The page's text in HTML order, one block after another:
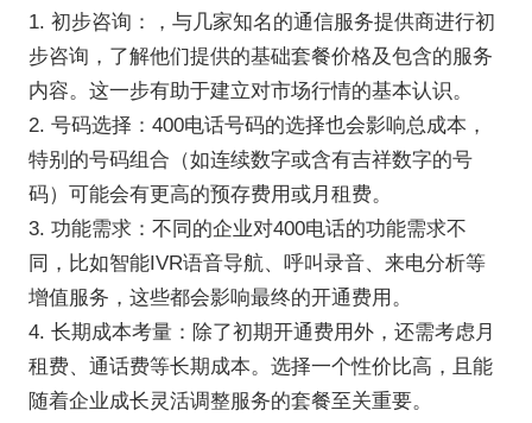
1. 初步咨询：，与几家知名的通信服务提供商进行初
步咨询，了解他们提供的基础套餐价格及包含的服务
内容。这一步有助于建立对市场行情的基本认识。
2. 号码选择：400电话号码的选择也会影响总成本，
特别的号码组合（如连续数字或含有吉祥数字的号
码）可能会有更高的预存费用或月租费。
3. 功能需求：不同的企业对400电话的功能需求不
同，比如智能IVR语音导航、呼叫录音、来电分析等
增值服务，这些都会影响最终的开通费用。
4. 长期成本考量：除了初期开通费用外，还需考虑月
租费、通话费等长期成本。选择一个性价比高，且能
随着企业成长灵活调整服务的套餐至关重要。